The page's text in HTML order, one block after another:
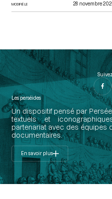
MODIFIÉ LE 28 novembre
Les perséides
Un dispositif pensé par
textuels et
partenariat avec des équipes
documentaires.
En savoir plus